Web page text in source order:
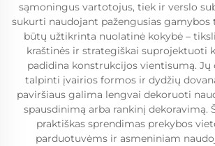
sąmoningus vartotojus, tiek ir verslo
sukurti naudojant pažengusias gamybos
būtų užtikrinta nuolatinė kokybė –
kraštinės ir strategiškai suprojektuoti
padidina konstrukcijos vientisumą. Jų
talpinti įvairios formos ir dydžių
paviršiaus galima lengvai dekoruoti
spausdinimą arba rankinį dekoravimą.
praktiškas sprendimas prekybos
parduotuvėms ir asmeniniam